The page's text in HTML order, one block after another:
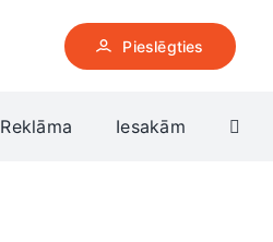
Pieslēgties
Reklāma Iesakām